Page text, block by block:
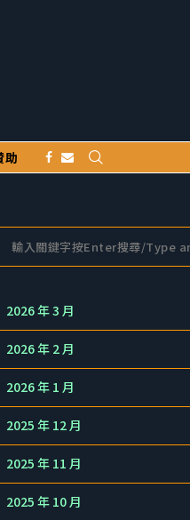
助
2026 年 3 月
2026 年 2 月
2026 年 1 月
2025 年 12 月
2025 年 11 月
2025 年 10 月